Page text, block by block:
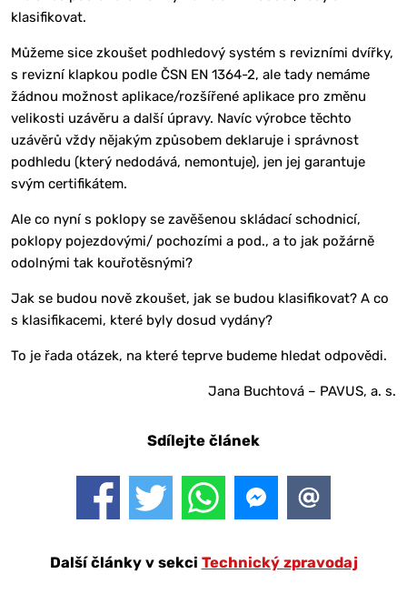
klasifikovat.
Můžeme sice zkoušet podhledový systém s revizními dvířky,
s revizní klapkou podle ČSN EN 1364-2, ale tady nemáme
žádnou možnost aplikace/rozšířené aplikace pro změnu
velikosti uzávěru a další úpravy. Navíc výrobce těchto
uzávěrů vždy nějakým způsobem deklaruje i správnost
podhledu (který nedodává, nemontuje), jen jej garantuje
svým certifikátem.
Ale co nyní s poklopy se zavěšenou skládací schodnicí,
poklopy pojezdovými/ pochozími a pod., a to jak požárně
odolnými tak kouřotěsnými?
Jak se budou nově zkoušet, jak se budou klasifikovat? A co
s klasifikacemi, které byly dosud vydány?
To je řada otázek, na které teprve budeme hledat odpovědi.
Jana Buchtová – PAVUS, a. s.
Sdílejte článek
Další články v sekci Technický zpravodaj